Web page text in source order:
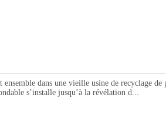
dans une vieille usine de recyclage de
s’installe jusqu’à la révélation d...